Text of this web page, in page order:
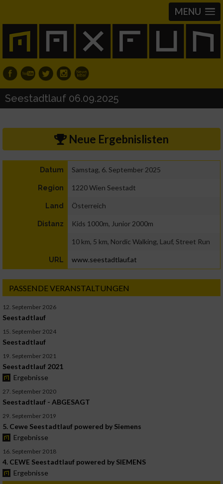
MENU
Seestadtlauf 06.09.2025
Neue Ergebnislisten
Datum Samstag, 6. September 2025
Region 1220 Wien Seestadt
Land Österreich
Distanz Kids 1000m, Junior 2000m
10 km, 5 km, Nordic Walking, Lauf, Street Run
URL www.seestadtlauf.at
PASSENDE VERANSTALTUNGEN
12. September 2026
Seestadtlauf
15. September 2024
Seestadtlauf
19. September 2021
Seestadtlauf 2021
Ergebnisse
27. September 2020
Seestadtlauf - ABGESAGT
29. September 2019
5. Cewe Seestadtlauf powered by Siemens
Ergebnisse
16. September 2018
4. CEWE Seestadtlauf powered by SIEMENS
Ergebnisse